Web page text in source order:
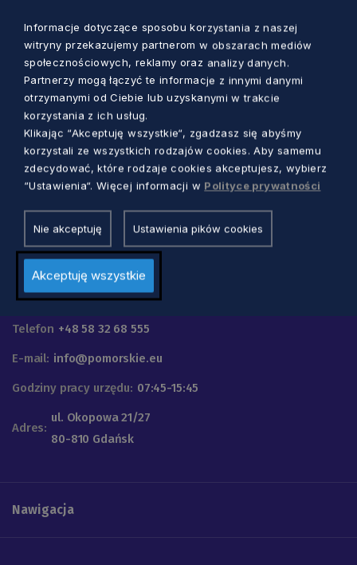
Sprawdź, gdzie będzie można wspólnie
powitać 2026 rok
Marcin Szumny 7 miesięcy temu
Urząd Marszałkowski
Województwa Pomorskiego
Telefon +48 58 32 68 555
E-mail: info@pomorskie.eu
Godziny pracy urzędu: 07:45-15:45
Adres:
ul. Okopowa 21/27
80-810 Gdańsk
Nawigacja
Informacje dotyczące sposobu korzystania z naszej
witryny przekazujemy partnerom w obszarach mediów
społecznościowych, reklamy oraz analizy danych.
Partnerzy mogą łączyć te informacje z innymi danymi
otrzymanymi od Ciebie lub uzyskanymi w trakcie
korzystania z ich usług.
Klikając “Akceptuję wszystkie“, zgadzasz się abyśmy
korzystali ze wszystkich rodzajów cookies. Aby samemu
zdecydować, które rodzaje cookies akceptujesz, wybierz
“Ustawienia“. Więcej informacji w Polityce prywatności
Nie akceptuję Ustawienia pików cookies
Akceptuję wszystkie